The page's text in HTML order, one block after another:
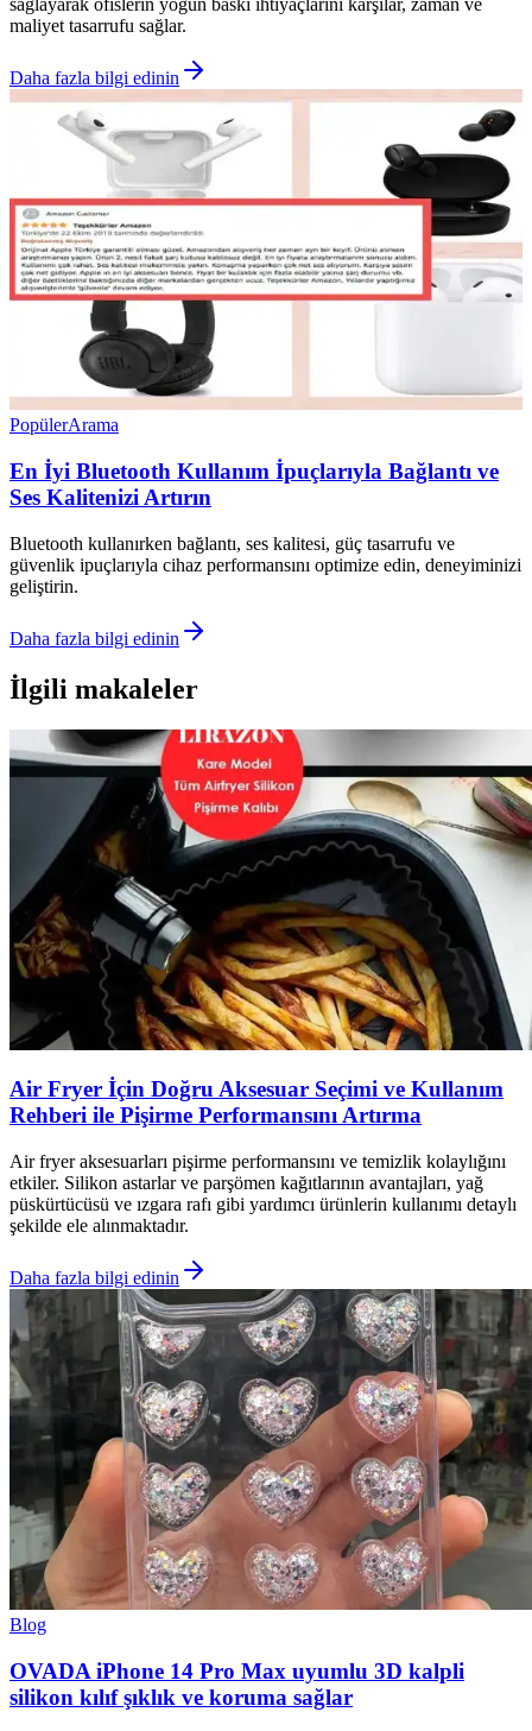
sağlayarak ofislerin yoğun baskı ihtiyaçlarını karşılar, zaman ve
maliyet tasarrufu sağlar.
Daha fazla bilgi edinin
PopülerArama
En İyi Bluetooth Kullanım İpuçlarıyla Bağlantı ve
Ses Kalitenizi Artırın
Bluetooth kullanırken bağlantı, ses kalitesi, güç tasarrufu ve
güvenlik ipuçlarıyla cihaz performansını optimize edin, deneyiminizi
geliştirin.
Daha fazla bilgi edinin
İlgili makaleler
Air Fryer İçin Doğru Aksesuar Seçimi ve Kullanım
Rehberi ile Pişirme Performansını Artırma
Air fryer aksesuarları pişirme performansını ve temizlik kolaylığını
etkiler. Silikon astarlar ve parşömen kağıtlarının avantajları, yağ
püskürtücüsü ve ızgara rafı gibi yardımcı ürünlerin kullanımı detaylı
şekilde ele alınmaktadır.
Daha fazla bilgi edinin
Blog
OVADA iPhone 14 Pro Max uyumlu 3D kalpli
silikon kılıf şıklık ve koruma sağlar